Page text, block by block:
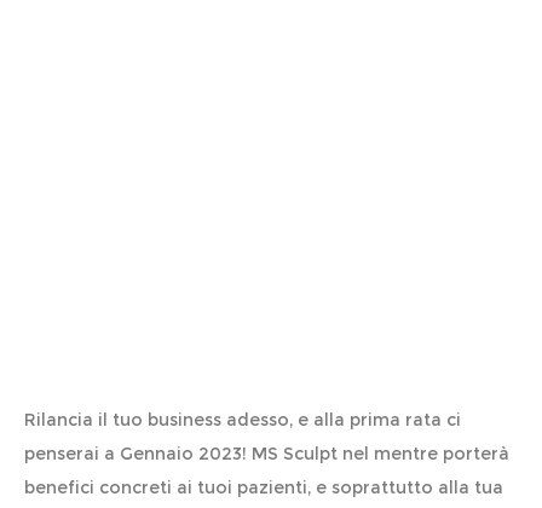
Rilancia il tuo business adesso, e alla prima rata ci
penserai a Gennaio 2023! MS Sculpt nel mentre porterà
benefici concreti ai tuoi pazienti, e soprattutto alla tua